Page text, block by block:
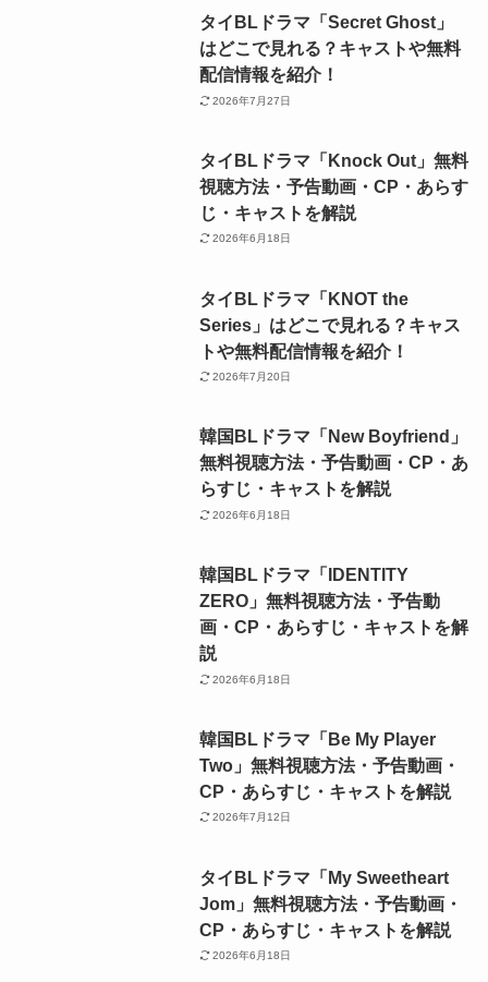
タイBLドラマ「Secret Ghost」
はどこで見れる？キャストや無料
配信情報を紹介！
2026年7月27日
タイBLドラマ「Knock Out」無料
視聴方法・予告動画・CP・あらす
じ・キャストを解説
2026年6月18日
タイBLドラマ「KNOT the
Series」はどこで見れる？キャス
トや無料配信情報を紹介！
2026年7月20日
韓国BLドラマ「New Boyfriend」
無料視聴方法・予告動画・CP・あ
らすじ・キャストを解説
2026年6月18日
韓国BLドラマ「IDENTITY
ZERO」無料視聴方法・予告動
画・CP・あらすじ・キャストを解
説
2026年6月18日
韓国BLドラマ「Be My Player
Two」無料視聴方法・予告動画・
CP・あらすじ・キャストを解説
2026年7月12日
タイBLドラマ「My Sweetheart
Jom」無料視聴方法・予告動画・
CP・あらすじ・キャストを解説
2026年6月18日